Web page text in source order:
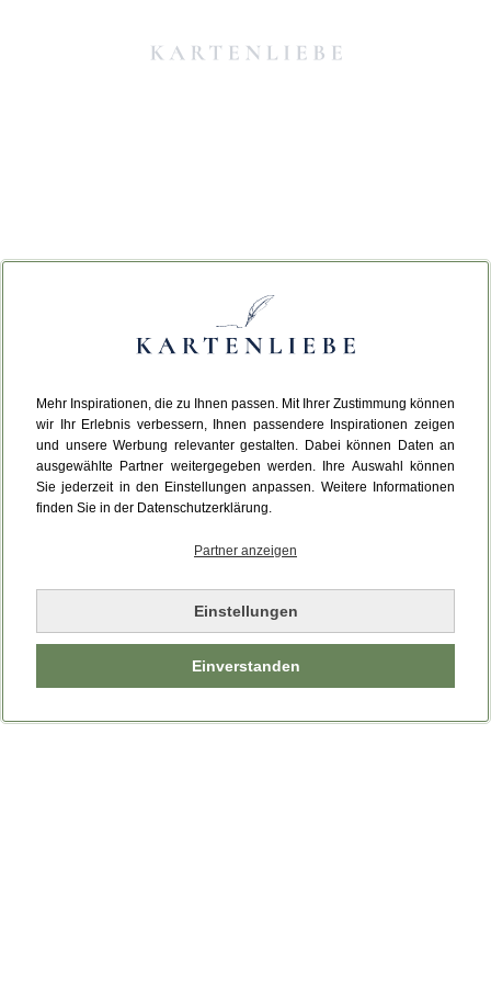
Mehr Inspirationen, die zu Ihnen passen. Mit Ihrer Zustimmung können
wir Ihr Erlebnis verbessern, Ihnen passendere Inspirationen zeigen
und unsere Werbung relevanter gestalten. Dabei können Daten an
ausgewählte Partner weitergegeben werden. Ihre Auswahl können
Sie jederzeit in den Einstellungen anpassen. Weitere Informationen
finden Sie in der Datenschutzerklärung.
Partner anzeigen
Einstellungen
Einverstanden
Da ist etwas schiefgelaufen.
Leider ist ein technischer Fehler aufgetreten.
Bitte laden Sie die Seite neu.